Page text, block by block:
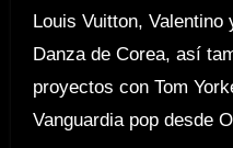
Louis Vuitton,
Danza de Corea, así
proyectos con Tom
Vanguardia pop desde